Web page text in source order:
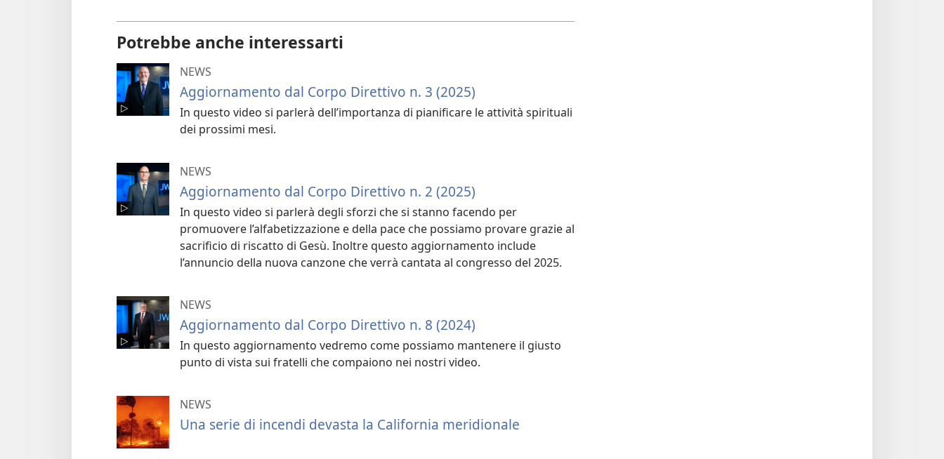
download
Potrebbe anche interessarti
NEWS
Aggiornamento dal Corpo Direttivo n. 3 (2025)
In questo video si parlerà dell’importanza di pianificare le attività spirituali
dei prossimi mesi.
NEWS
Aggiornamento dal Corpo Direttivo n. 2 (2025)
In questo video si parlerà degli sforzi che si stanno facendo per
promuovere l’alfabetizzazione e della pace che possiamo provare grazie al
sacrificio di riscatto di Gesù. Inoltre questo aggiornamento include
l’annuncio della nuova canzone che verrà cantata al congresso del 2025.
NEWS
Aggiornamento dal Corpo Direttivo n. 8 (2024)
In questo aggiornamento vedremo come possiamo mantenere il giusto
punto di vista sui fratelli che compaiono nei nostri video.
NEWS
Una serie di incendi devasta la California meridionale